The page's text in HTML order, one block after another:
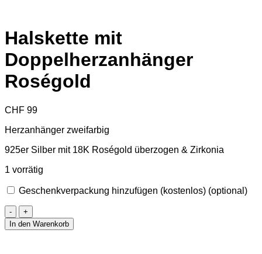
Halskette mit
Doppelherzanhänger
Roségold
CHF 99
Herzanhänger zweifarbig
925er Silber mit 18K Roségold überzogen & Zirkonia
1 vorrätig
Geschenkverpackung hinzufügen (kostenlos) (optional)
Halskette
mit
Doppelherzanhänger
In den Warenkorb